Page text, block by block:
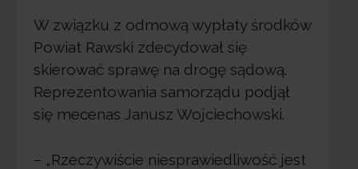
W związku z odmową wypłaty środków
Powiat Rawski zdecydował się
skierować sprawę na drogę sądową.
Reprezentowania samorządu podjął
się mecenas Janusz Wojciechowski.
– „Rzeczywiście niesprawiedliwość jest